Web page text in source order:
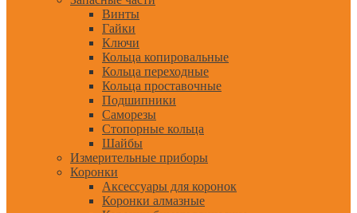
Винты
Гайки
Ключи
Кольца копировальные
Кольца переходные
Кольца проставочные
Подшипники
Саморезы
Стопорные кольца
Шайбы
Измерительные приборы
Коронки
Аксессуары для коронок
Коронки алмазные